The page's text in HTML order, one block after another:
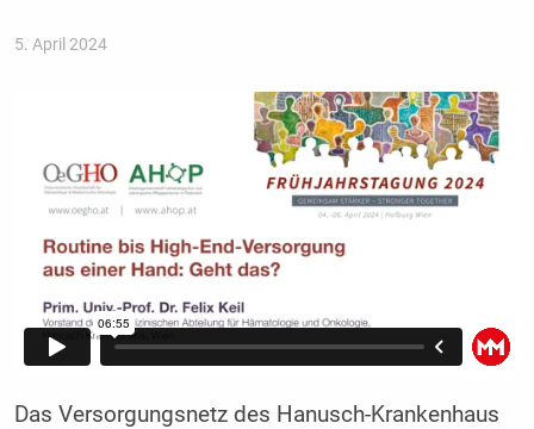
5. April 2024
Das Versorgungsnetz des Hanusch-Krankenhaus